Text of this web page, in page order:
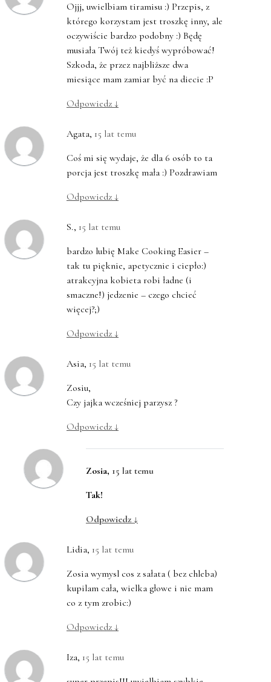
Ojjj, uwielbiam tiramisu :) Przepis, z
którego korzystam jest troszkę inny, ale
oczywiście bardzo podobny :) Będę
musiała Twój też kiedyś wypróbować!
Szkoda, że przez najbliższe dwa
miesiące mam zamiar być na diecie :P
Odpowiedz ↓
Agata, 15 lat temu
Coś mi się wydaje, że dla 6 osób to ta
porcja jest troszkę mała :) Pozdrawiam
Odpowiedz ↓
S., 15 lat temu
bardzo lubię Make Cooking Easier –
tak tu pięknie, apetycznie i ciepło:)
atrakcyjna kobieta robi ładne (i
smaczne!) jedzenie – czego chcieć
więcej?;)
Odpowiedz ↓
Asia, 15 lat temu
Zosiu,
Czy jajka wcześniej parzysz ?
Odpowiedz ↓
Zosia, 15 lat temu
Tak!
Odpowiedz ↓
Lidia, 15 lat temu
Zosia wymysl cos z sałata ( bez chleba)
kupilam cała, wielka głowe i nie mam
co z tym zrobic:)
Odpowiedz ↓
Iza, 15 lat temu